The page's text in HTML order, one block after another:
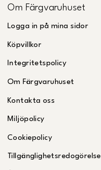
Om Färgvaruhuset
Logga in på mina sidor
Köpvillkor
Integritetspolicy
Om Färgvaruhuset
Kontakta oss
Miljöpolicy
Cookiepolicy
Tillgänglighetsredogörelse